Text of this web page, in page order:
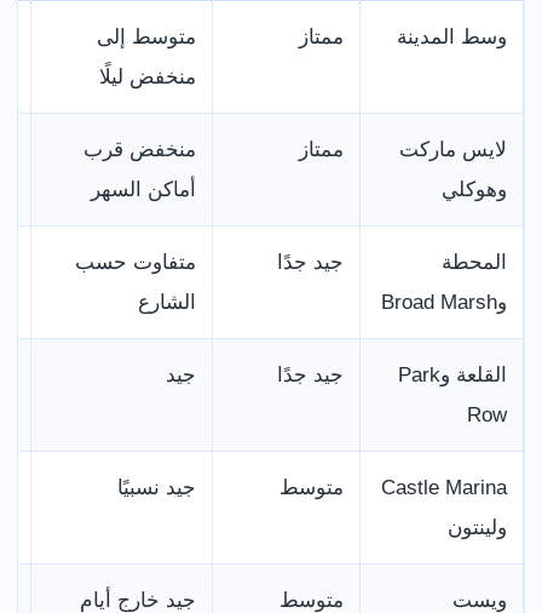
وسط المدينة ممتاز
متوسط إلى
منخفض ليلًا
لايس ماركت
وهوكلي
ممتاز
منخفض قرب
أماكن السهر
المحطة
وBroad Marsh
جيد جدًا
متفاوت حسب
الشارع
القلعة وPark
Row
جيد جدًا جيد
Castle Marina
ولينتون
متوسط جيد نسبيًا
ويست
متوسط
جيد خارج أيام